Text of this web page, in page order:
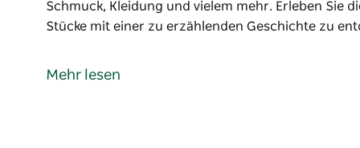
Schmuck, Kleidung und vielem mehr. Erleben Sie
Stücke mit einer zu erzählenden Geschichte zu
den lebendigen Geist dieser charmanten
Mehr lesen